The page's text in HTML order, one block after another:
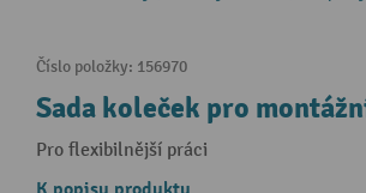
Číslo položky: 156970
Sada koleček pro
Pro flexibilnější práci